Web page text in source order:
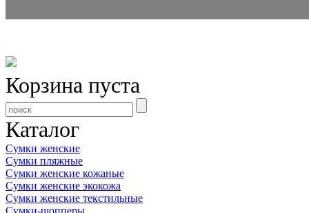
Корзина пуста
Каталог
Сумки женские
Сумки пляжные
Сумки женские кожаные
Сумки женские экокожа
Сумки женские текстильные
Сумки-шопперы